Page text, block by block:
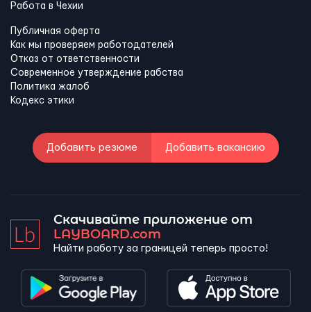
Работа в Чехии
Публичная оферта
Как мы проверяем работодателей
Отказ от ответственности
Современное утверждение рабства
Политика жалоб
Кодекс этики
Добавить резюме Добавить вакансию
Скачивайте приложение от
LAYBOARD.com
Найти работу за границей теперь просто!